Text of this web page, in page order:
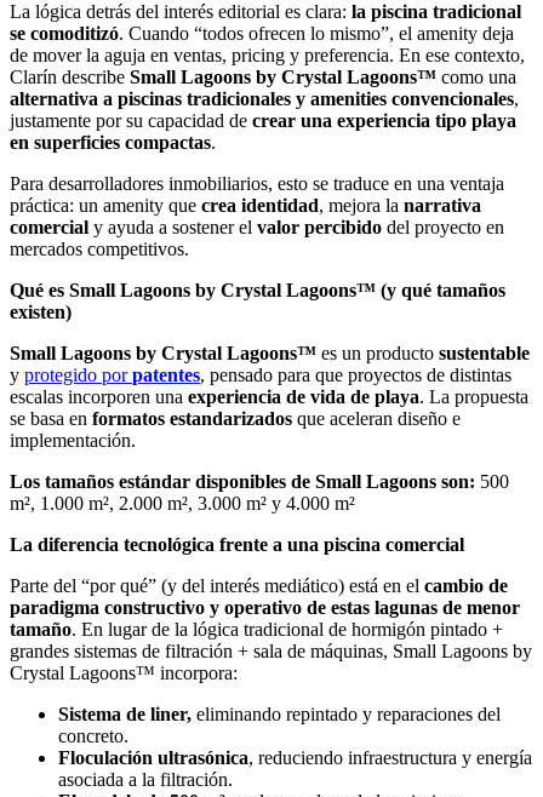
La lógica detrás del interés editorial es clara: la piscina tradicional
se comoditizó. Cuando “todos ofrecen lo mismo”, el amenity deja
de mover la aguja en ventas, pricing y preferencia. En ese contexto,
Clarín describe Small Lagoons by Crystal Lagoons™ como una
alternativa a piscinas tradicionales y amenities convencionales,
justamente por su capacidad de crear una experiencia tipo playa
en superficies compactas.
Para desarrolladores inmobiliarios, esto se traduce en una ventaja
práctica: un amenity que crea identidad, mejora la narrativa
comercial y ayuda a sostener el valor percibido del proyecto en
mercados competitivos.
Qué es Small Lagoons by Crystal Lagoons™ (y qué tamaños
existen)
Small Lagoons by Crystal Lagoons™ es un producto sustentable
y protegido porpatentes, pensado para que proyectos de distintas
escalas incorporen una experiencia de vida de playa. La propuesta
se basa en formatos estandarizados que aceleran diseño e
implementación.
Los tamaños estándar disponibles de Small Lagoons son: 500
m², 1.000 m², 2.000 m², 3.000 m² y 4.000 m²
La diferencia tecnológica frente a una piscina comercial
Parte del “por qué” (y del interés mediático) está en el cambio de
paradigma constructivo y operativo de estas lagunas de menor
tamaño. En lugar de la lógica tradicional de hormigón pintado +
grandes sistemas de filtración + sala de máquinas, Small Lagoons by
Crystal Lagoons™ incorpora:
Sistema de liner, eliminando repintado y reparaciones del
concreto.
Floculación ultrasónica, reduciendo infraestructura y energía
asociada a la filtración.